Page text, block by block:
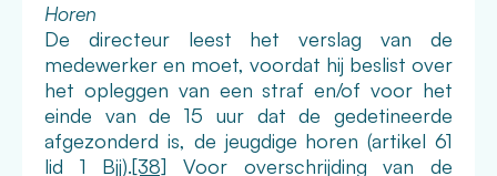
Horen
De directeur leest het verslag van de
medewerker en moet, voordat hij beslist over
het opleggen van een straf en/of voor het
einde van de 15 uur dat de gedetineerde
afgezonderd is, de jeugdige horen (artikel 61
lid 1 Bjj).[38] Voor overschrijding van de